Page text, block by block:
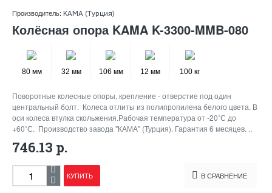
Производитель: KAMA (Турция)
Колёсная опора KAMA K-3300-MMB-080
80 мм 32 мм 106 мм 12 мм 100 кг
Поворотные колесные опоры, крепление - отверстие под один
центральный болт. Колеса отлиты из полипропилена белого цвета. В
оси колеса втулка скольжения.Рабочая температура от -20˚С до
+60˚С. Производство завода "КАМА" (Турция). Гарантия 6 месяцев. ..
746.13 р.
КУПИТЬ В СРАВНЕНИЕ